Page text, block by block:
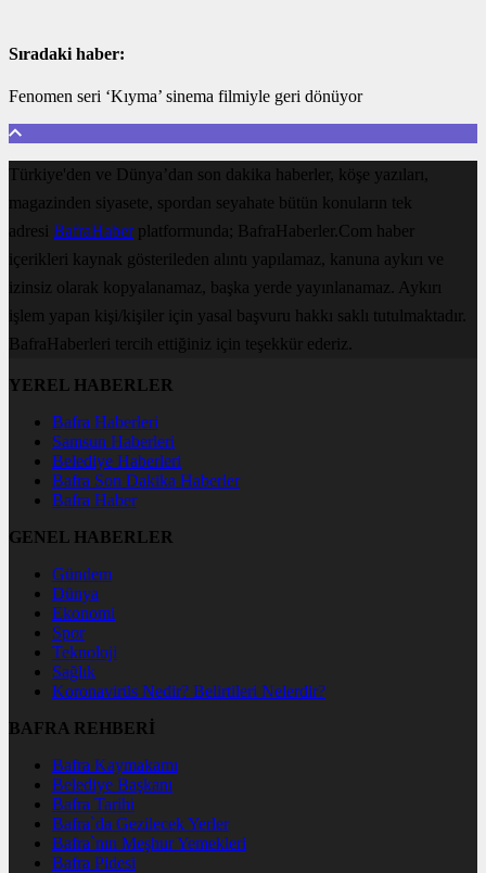
Sıradaki haber:
Fenomen seri ‘Kıyma’ sinema filmiyle geri dönüyor
Türkiye'den ve Dünya’dan son dakika haberler, köşe yazıları,
magazinden siyasete, spordan seyahate bütün konuların tek
adresi BafraHaberplatformunda; BafraHaberler.Com haber
içerikleri kaynak gösterileden alıntı yapılamaz, kanuna aykırı ve
izinsiz olarak kopyalanamaz, başka yerde yayınlanamaz. Aykırı
işlem yapan kişi/kişiler için yasal başvuru hakkı saklı tutulmaktadır.
BafraHaberleri tercih ettiğiniz için teşekkür ederiz.
YEREL HABERLER
Bafra Haberleri
Samsun Haberleri
Belediye Haberleri
Bafra Son Dakika Haberler
Bafra Haber
GENEL HABERLER
Gündem
Dünya
Ekonomi
Spor
Teknoloji
Sağlık
Koronavirüs Nedir? Belirtileri Nelerdir?
BAFRA REHBERİ
Bafra Kaymakamı
Belediye Başkanı
Bafra Tarihi
Bafra`da Gezilecek Yerler
Bafra`nın Meşhur Yemekleri
Bafra Pidesi